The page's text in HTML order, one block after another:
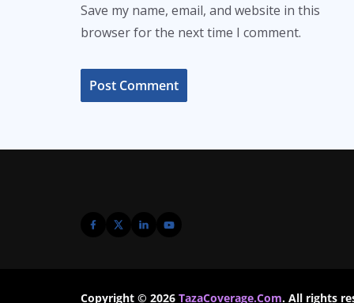
Save my name, email, and website in this
browser for the next time I comment.
Copyright © 2026 TazaCoverage.Com. All rights